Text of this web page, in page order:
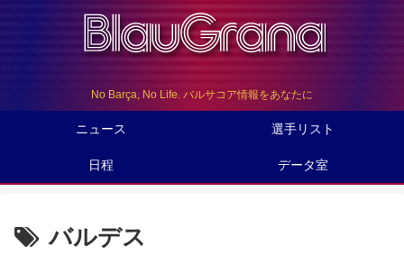
No Barça, No Life. バルサコア情報をあなたに
ニュース 選手リスト
日程 データ室
バルデス